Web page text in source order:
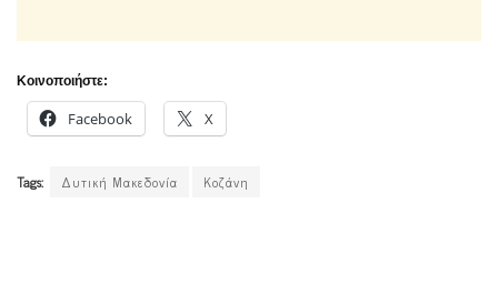
Κοινοποιήστε:
Facebook X
Tags: Δυτική Μακεδονία Κοζάνη